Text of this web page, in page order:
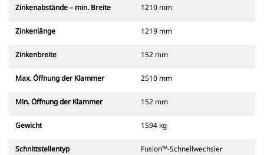
Zinkenabstände – min. Breite 1210 mm
Zinkenlänge 1219 mm
Zinkenbreite 152 mm
Max. Öffnung der Klammer 2510 mm
Min. Öffnung der Klammer 152 mm
Gewicht 1594 kg
Schnittstellentyp Fusion™-Schnellwechsler